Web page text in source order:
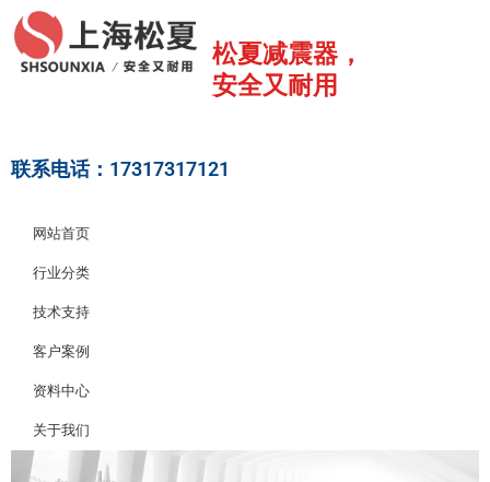
至
松夏减震器，
安全又耐用
联系电话：17317317121
网站首页
行业分类
技术支持
客户案例
资料中心
关于我们